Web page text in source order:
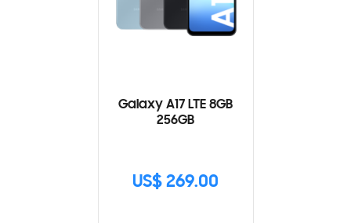
Galaxy A17 LTE 8GB
256GB
US$ 269.00